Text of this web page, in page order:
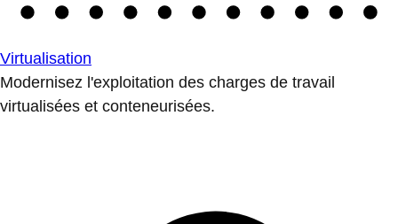
Virtualisation
Modernisez l'exploitation des charges de travail
virtualisées et conteneurisées.